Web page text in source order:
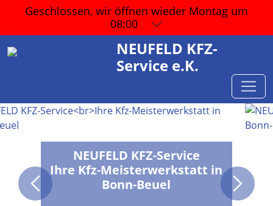
Geschlossen, wir öffnen wieder Montag um
08:00
NEUFELD KFZ-
Service e.K.
NEUFELD KFZ-Service
Ihre Kfz-Meisterwerkstatt in
Bonn-Beuel